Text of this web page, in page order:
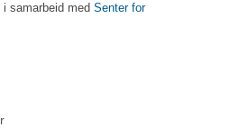
i samarbeid med Senter for